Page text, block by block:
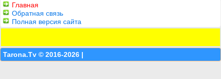
Главная
Обратная связь
Полная версия сайта
Tarona.Tv © 2016-2026 |